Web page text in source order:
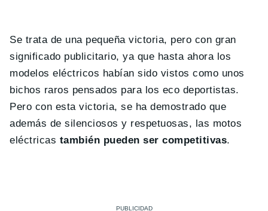
Se trata de una pequeña victoria, pero con gran
significado publicitario, ya que hasta ahora los
modelos eléctricos habían sido vistos como unos
bichos raros pensados para los eco deportistas.
Pero con esta victoria, se ha demostrado que
además de silenciosos y respetuosas, las motos
eléctricas también pueden ser competitivas.